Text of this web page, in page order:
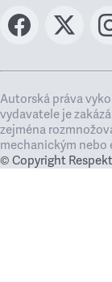
Autorská práva
vydavatele je
zejména
mechanickým nebo
© Copyright Respekt